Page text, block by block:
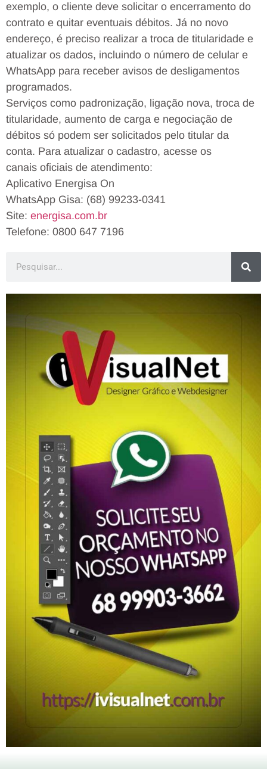
exemplo, o cliente deve solicitar o encerramento do
contrato e quitar eventuais débitos. Já no novo
endereço, é preciso realizar a troca de titularidade e
atualizar os dados, incluindo o número de celular e
WhatsApp para receber avisos de desligamentos
programados.
Serviços como padronização, ligação nova, troca de
titularidade, aumento de carga e negociação de
débitos só podem ser solicitados pelo titular da
conta. Para atualizar o cadastro, acesse os
canais oficiais de atendimento:
Aplicativo Energisa On
WhatsApp Gisa: (68) 99233-0341
Site: energisa.com.br
Telefone: 0800 647 7196